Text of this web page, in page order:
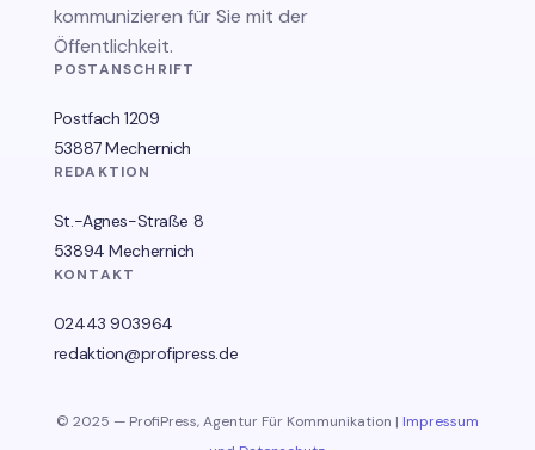
kommunizieren für Sie mit der
Öffentlichkeit.
POSTANSCHRIFT
Postfach 1209
53887 Mechernich
REDAKTION
St.-Agnes-Straße 8
53894 Mechernich
KONTAKT
02443 903964
redaktion@profipress.de
© 2025 — ProfiPress, Agentur Für Kommunikation | Impressum